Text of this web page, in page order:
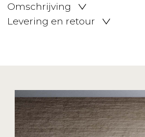
Omschrijving
Levering en retour